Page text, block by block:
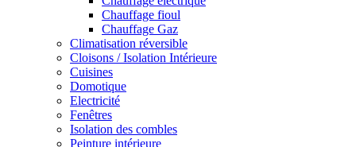
Chauffage fioul
Chauffage Gaz
Climatisation réversible
Cloisons / Isolation Intérieure
Cuisines
Domotique
Electricité
Fenêtres
Isolation des combles
Peinture intérieure